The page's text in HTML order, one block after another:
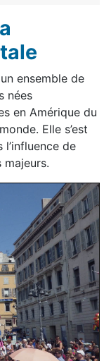
ensemble de
nées
en Amérique du
Elle s’est
de